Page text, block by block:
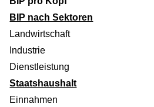
BIP nach Sektoren
Landwirtschaft
Industrie
Dienstleistung
Staatshaushalt
Einnahmen